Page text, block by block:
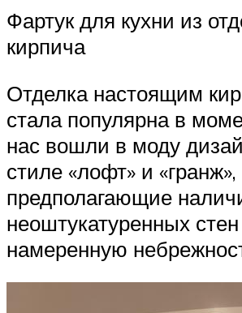
Фартук для кухни из
кирпича
Отделка настоящим
стала популярна в
нас вошли в моду
стиле «лофт» и «гранж»,
предполагающие
неоштукатуренных
намеренную